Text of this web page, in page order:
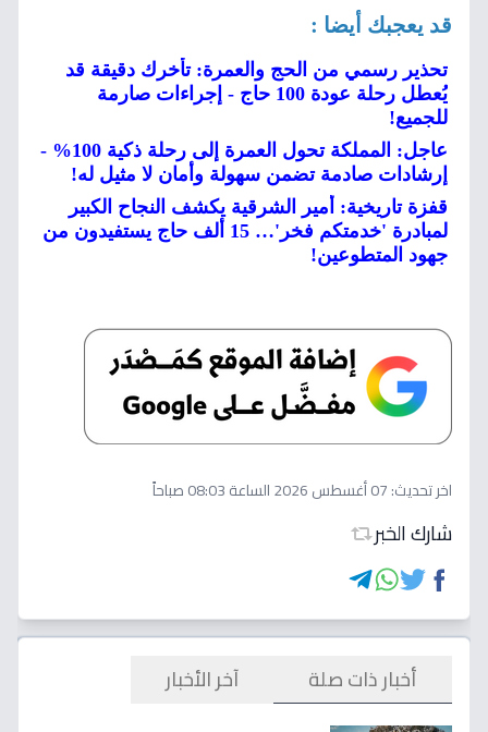
قد يعجبك أيضا :
تحذير رسمي من الحج والعمرة: تأخرك دقيقة قد
يُعطل رحلة عودة 100 حاج - إجراءات صارمة
للجميع!
عاجل: المملكة تحول العمرة إلى رحلة ذكية 100% -
إرشادات صادمة تضمن سهولة وأمان لا مثيل له!
قفزة تاريخية: أمير الشرقية يكشف النجاح الكبير
لمبادرة 'خدمتكم فخر'… 15 ألف حاج يستفيدون من
جهود المتطوعين!
اخر تحديث:07 أغسطس 2026 الساعة 08:03 صباحاً
شارك الخبر
أخبار ذات صلة آخر الأخبار